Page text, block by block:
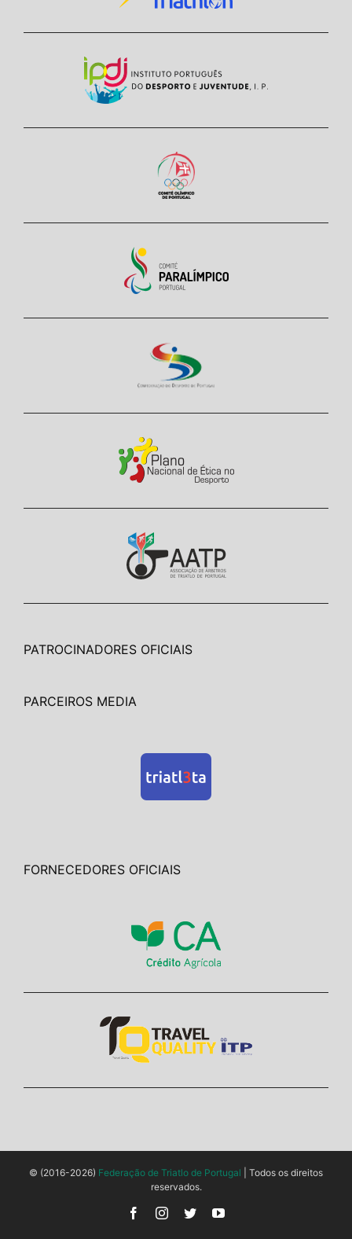
PATROCINADORES OFICIAIS
PARCEIROS MEDIA
FORNECEDORES OFICIAIS
© (2016-2026) Federação de Triatlo de Portugal | Todos os direitos
reservados.
FacebookInstagram
TwitterYouTube